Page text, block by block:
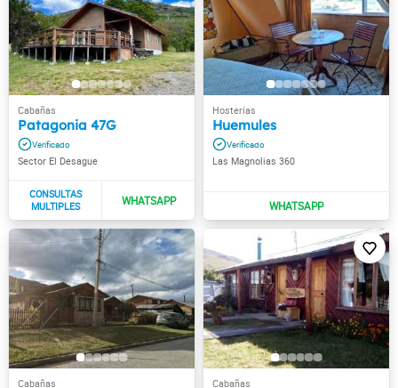
Patagonia 47G
Sector El Desague
Huemules
Las Magnolias 360